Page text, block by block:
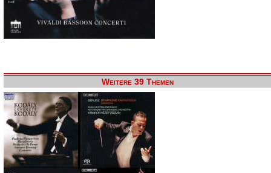
Weitere 39 Themen